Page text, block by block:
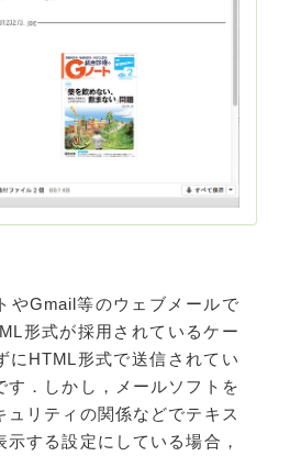
やGmail等のウェブメールで
形式が採用されているケー
にHTML形式で送信されてい
す．しかし，メールソフトを
ュリティの関係などでテキス
示する設定にしている場合，